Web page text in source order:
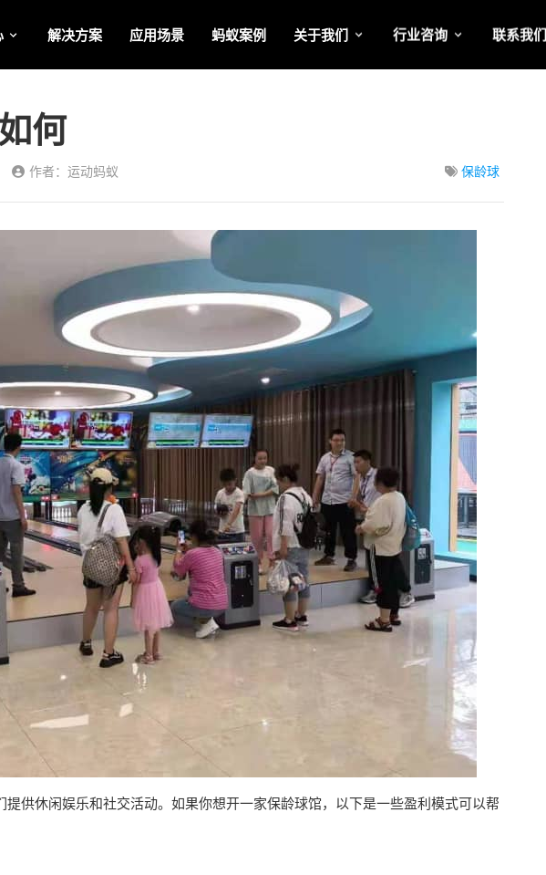
解决方案 应用场景 蚂蚁案例 关于我们 行业咨询 联系我们
何
作者：运动蚂蚁 保龄球
供休闲娱乐和社交活动。如果你想开一家保龄球馆，以下是一些盈利模式可以帮